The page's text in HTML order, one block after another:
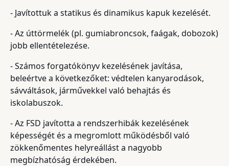
- Javítottuk a statikus és dinamikus kapuk kezelését.
- Az úttörmelék (pl. gumiabroncsok, faágak, dobozok)
jobb ellentételezése.
- Számos forgatókönyv kezelésének javítása,
beleértve a következőket: védtelen kanyarodások,
sávváltások, járművekkel való behajtás és
iskolabuszok.
- Az FSD javította a rendszerhibák kezelésének
képességét és a megromlott működésből való
zökkenőmentes helyreállást a nagyobb
megbízhatóság érdekében.